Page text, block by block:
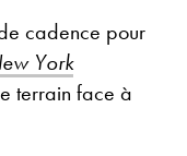
cadence pour
York
terrain face à